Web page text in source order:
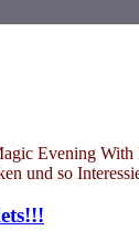
Evening
und so